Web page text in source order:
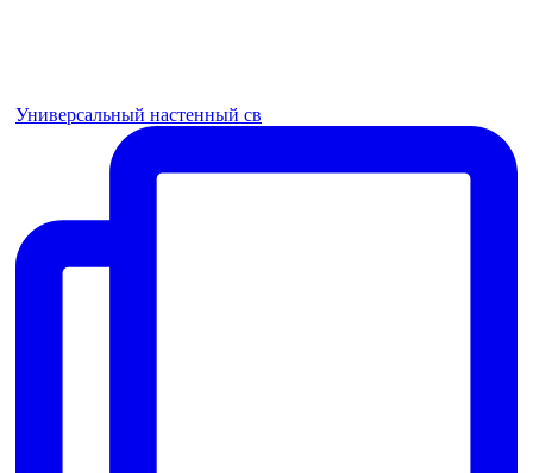
Универсальный настенный св